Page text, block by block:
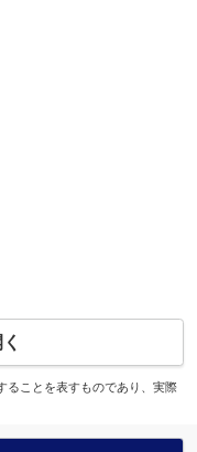
ることを表すものであり、実際